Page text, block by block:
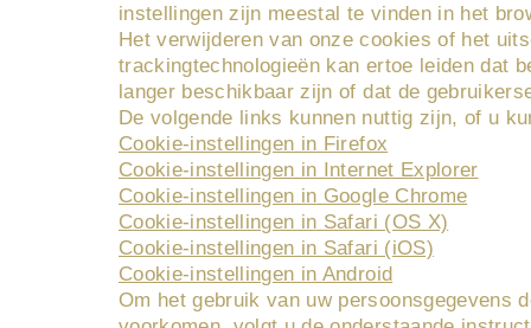
instellingen zijn meestal te vinden in het
Het verwijderen van onze cookies of het
trackingtechnologieën kan ertoe leiden dat
langer beschikbaar zijn of dat de
De volgende links kunnen nuttig zijn, of u
Cookie-instellingen in Firefox
Cookie-instellingen in Internet Explorer
Cookie-instellingen in Google Chrome
Cookie-instellingen in Safari (OS X)
Cookie-instellingen in Safari (iOS)
Cookie-instellingen in Android
Om het gebruik van uw persoonsgegevens